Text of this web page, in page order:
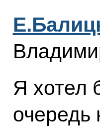
Я хотел
очередь